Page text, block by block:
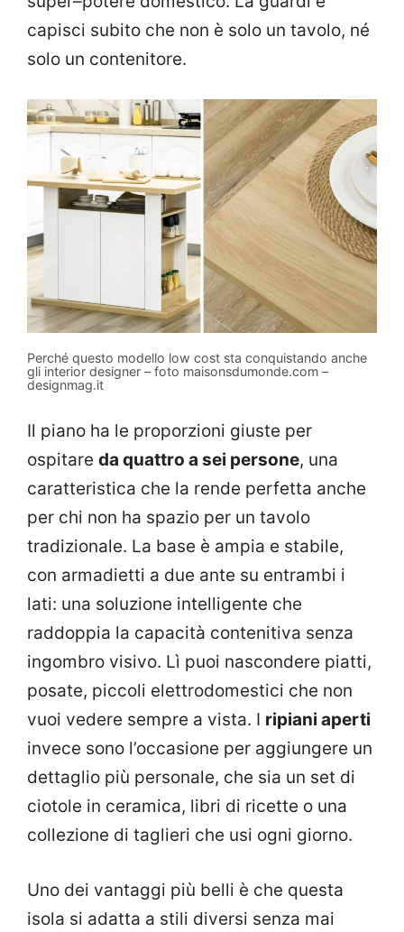
capisci subito che non è solo un tavolo, né
solo un contenitore.
Perché questo modello low cost sta conquistando anche
gli interior designer – foto maisonsdumonde.com –
designmag.it
Il piano ha le proporzioni giuste per
ospitare da quattro a sei persone, una
caratteristica che la rende perfetta anche
per chi non ha spazio per un tavolo
tradizionale. La base è ampia e stabile,
con armadietti a due ante su entrambi i
lati: una soluzione intelligente che
raddoppia la capacità contenitiva senza
ingombro visivo. Lì puoi nascondere piatti,
posate, piccoli elettrodomestici che non
vuoi vedere sempre a vista. I ripiani aperti
invece sono l’occasione per aggiungere un
dettaglio più personale, che sia un set di
ciotole in ceramica, libri di ricette o una
collezione di taglieri che usi ogni giorno.
Uno dei vantaggi più belli è che questa
isola si adatta a stili diversi senza mai